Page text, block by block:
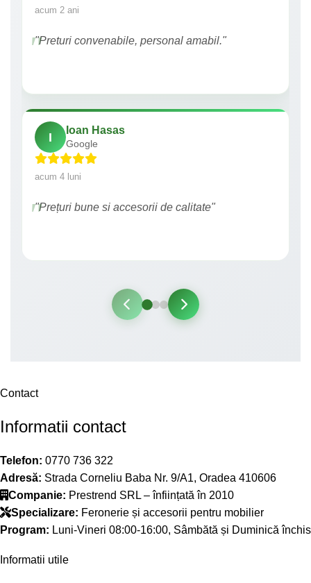
acum 2 ani
"Preturi convenabile, personal amabil."
I
Ioan Hasas
Google
acum 4 luni
"Prețuri bune si accesorii de calitate"
Contact
Informatii contact
Telefon: 0770 736 322
Adresă: Strada Corneliu Baba Nr. 9/A1, Oradea 410606
Companie: Prestrend SRL – înființată în 2010
Specializare: Feronerie și accesorii pentru mobilier
Program: Luni-Vineri 08:00-16:00, Sâmbătă și Duminică închis
Informatii utile